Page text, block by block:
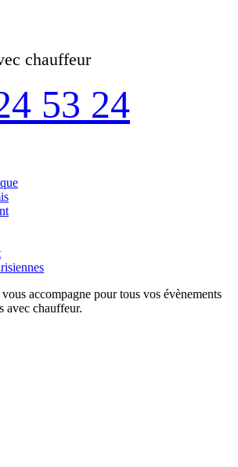
chauffeur
53 24
accompagne pour tous vos évènements
avec chauffeur.